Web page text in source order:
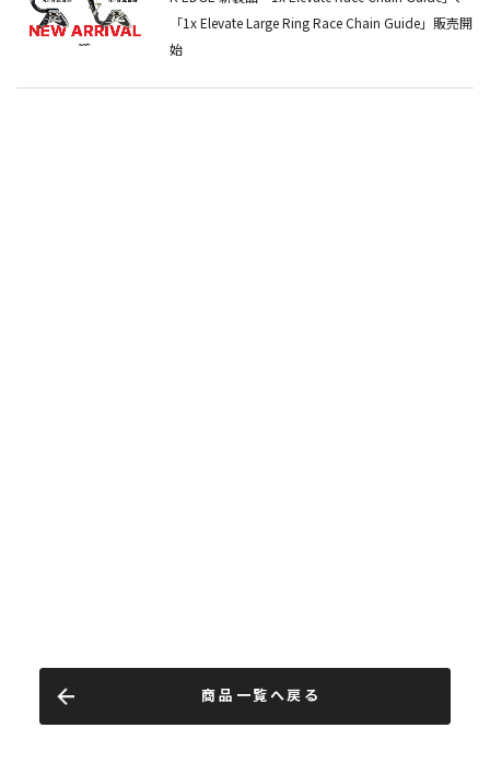
商品一覧へ戻る